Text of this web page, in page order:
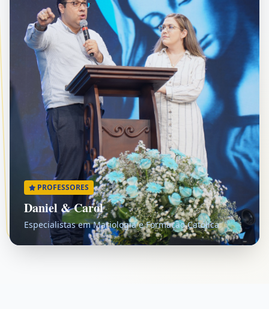
PROFESSORES
Daniel & Carol
Especialistas em Mariologia e Formação Católica